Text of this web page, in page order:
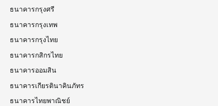
ธนาคารกรุงศรี
ธนาคารกรุงเทพ
ธนาคารกรุงไทย
ธนาคารกสิกรไทย
ธนาคารออมสิน
ธนาคารเกียรตินาคินภัทร
ธนาคารไทยพาณิชย์